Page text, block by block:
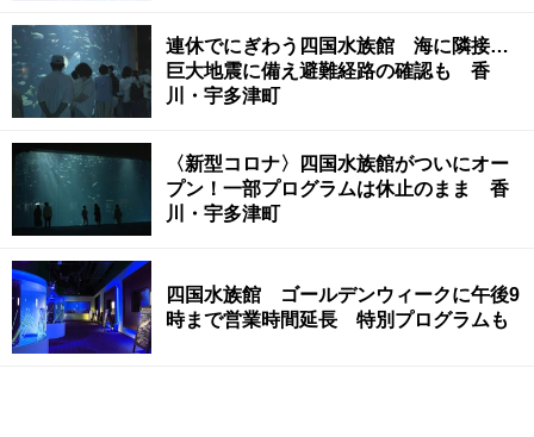
連休でにぎわう四国水族館 海に隣接…
巨大地震に備え避難経路の確認も 香
川・宇多津町
〈新型コロナ〉四国水族館がついにオー
プン！一部プログラムは休止のまま 香
川・宇多津町
四国水族館 ゴールデンウィークに午後9
時まで営業時間延長 特別プログラムも